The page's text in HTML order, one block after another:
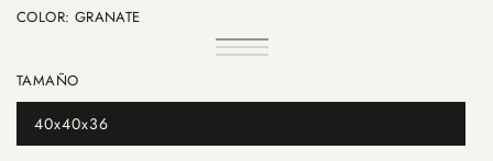
COLOR: GRANATE
Granate
Variante
agotada
disponible
Mostaza
Variante
no
Azul
Variante
no
TAMAÑO
40x40x36
Variante
agotada